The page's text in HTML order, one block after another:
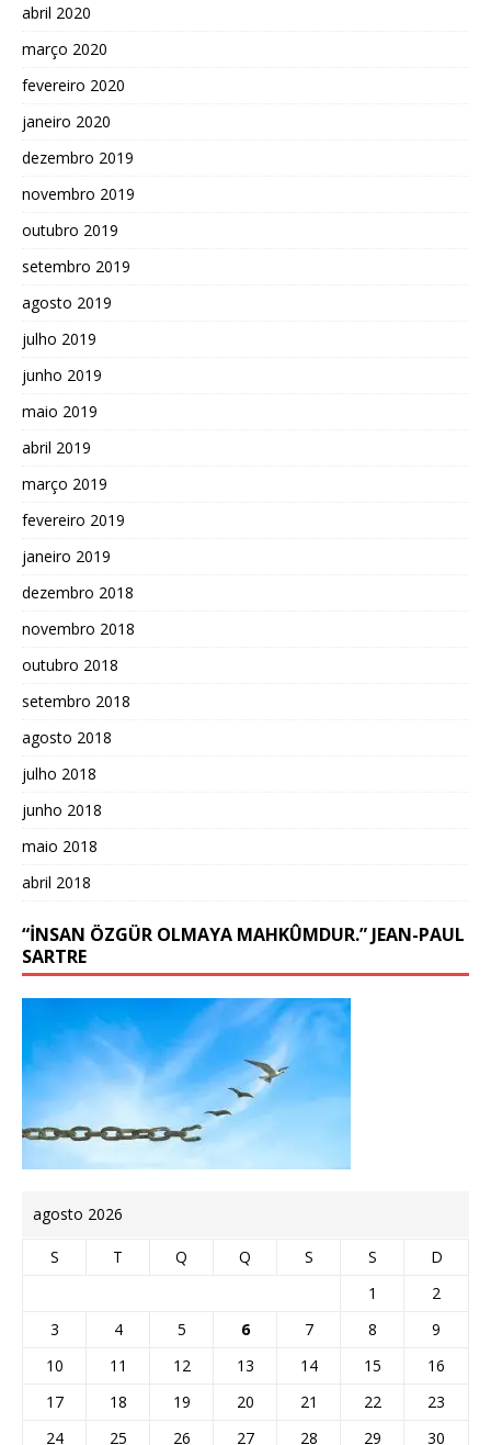
abril 2020
março 2020
fevereiro 2020
janeiro 2020
dezembro 2019
novembro 2019
outubro 2019
setembro 2019
agosto 2019
julho 2019
junho 2019
maio 2019
abril 2019
março 2019
fevereiro 2019
janeiro 2019
dezembro 2018
novembro 2018
outubro 2018
setembro 2018
agosto 2018
julho 2018
junho 2018
maio 2018
abril 2018
“İNSAN ÖZGÜR OLMAYA MAHKÛMDUR.” JEAN-PAUL
SARTRE
agosto 2026
S T Q Q S S
D
1
2
3
4 5 6 7 8
9
10
11 12 13 14 15
16
17
18 19 20 21 22
23
24
25 26 27 28 29 30